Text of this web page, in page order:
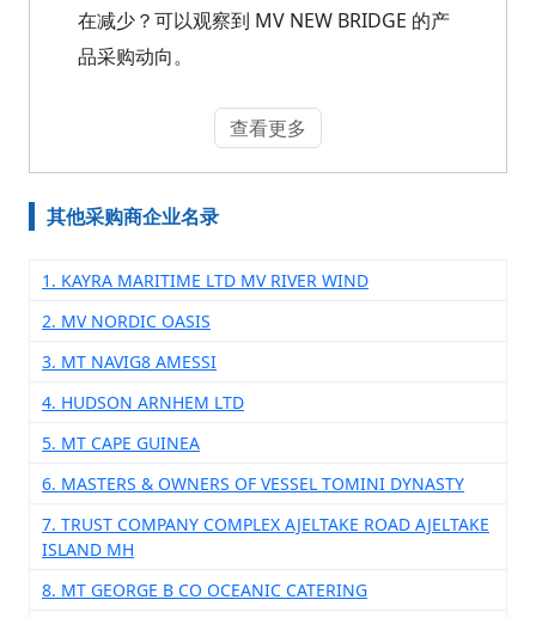
在减少？可以观察到 MV NEW BRIDGE 的产
品采购动向。
查看更多
其他采购商企业名录
1. KAYRA MARITIME LTD MV RIVER WIND
2. MV NORDIC OASIS
3. MT NAVIG8 AMESSI
4. HUDSON ARNHEM LTD
5. MT CAPE GUINEA
6. MASTERS & OWNERS OF VESSEL TOMINI DYNASTY
7. TRUST COMPANY COMPLEX AJELTAKE ROAD AJELTAKE
ISLAND MH
8. MT GEORGE B CO OCEANIC CATERING